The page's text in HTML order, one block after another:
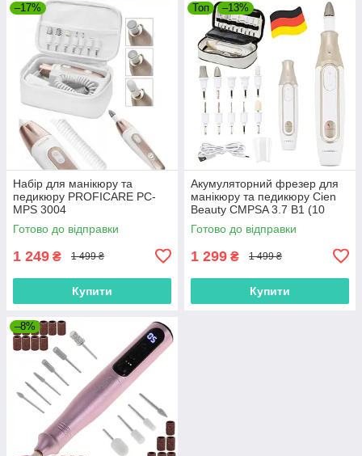
–17%
Набір для манікюру та
педикюру PROFICARE PC-
MPS 3004
Готово до відправки
1 249 ₴ 1 499 ₴
Купити
Топ –13%
Акумуляторний фрезер для
манікюру та педикюру Cien
Beauty CMPSA 3.7 B1 (10
насадок, 3 швидкості, LED-
підсвітка, USB-C, Німеччина)
Готово до відправки
1 299 ₴ 1 499 ₴
Купити
–8%